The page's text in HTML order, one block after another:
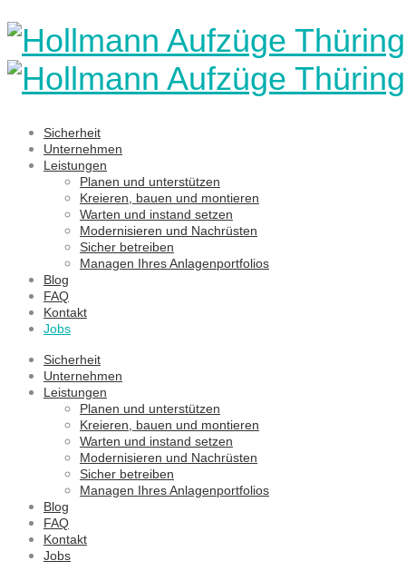
Sicherheit
Unternehmen
Leistungen
Planen und unterstützen
Kreieren, bauen und montieren
Warten und instand setzen
Modernisieren und Nachrüsten
Sicher betreiben
Managen Ihres Anlagenportfolios
Blog
FAQ
Kontakt
Jobs
Sicherheit
Unternehmen
Leistungen
Planen und unterstützen
Kreieren, bauen und montieren
Warten und instand setzen
Modernisieren und Nachrüsten
Sicher betreiben
Managen Ihres Anlagenportfolios
Blog
FAQ
Kontakt
Jobs